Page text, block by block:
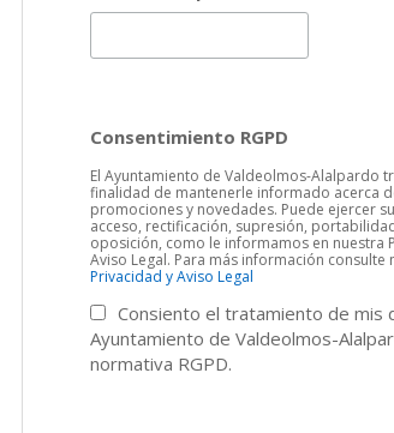
Consentimiento RGPD
El Ayuntamiento de Valdeolmos-Alalpardo
finalidad de mantenerle informado acerca
promociones y novedades. Puede ejercer
acceso, rectificación, supresión,
oposición, como le informamos en nuestra
Aviso Legal. Para más información consulte
Privacidad y Aviso Legal
Consiento el tratamiento de mis
Ayuntamiento de Valdeolmos-
normativa RGPD.